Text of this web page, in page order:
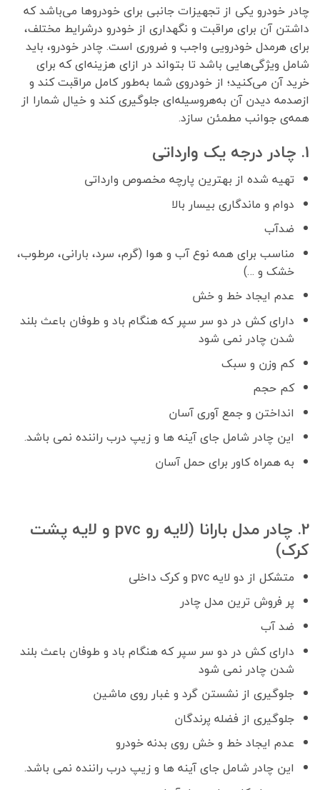
چادر خودرو یکی از تجهیزات جانبی برای خودروها می‌باشد که
داشتن آن برای مراقبت و نگهداری از خودرو درشرایط مختلف،
برای هرمدل خودرویی واجب و ضروری است. چادر خودرو، باید
شامل ویژگی‌هایی باشد تا بتواند در ازای هزینه‌ای که برای
خرید آن می‌کنید؛ از خودروی شما به‌طور کامل مراقبت کند و
ازصدمه دیدن آن به‌هروسیله‌ای جلوگیری کند و خیال شمارا از
همه‌ی جوانب مطمئن سازد.
1. چادر درجه یک وارداتی
تهیه شده از بهترین پارچه مخصوص وارداتی
دوام و ماندگاری بیسار بالا
ضدآب
مناسب برای همه نوع آب و هوا (گرم، سرد، بارانی، مرطوب،
خشک و …)
عدم ایجاد خط و خش
دارای کش در دو سر سپر که هنگام باد و طوفان باعث بلند
شدن چادر نمی شود
کم وزن و سبک
کم حجم
انداختن و جمع آوری آسان
این چادر شامل جای آینه ها و زیپ درب راننده نمی باشد.
به همراه کاور برای حمل آسان
2. چادر مدل بارانا (لایه رو pvc و لایه پشت
کرک)
متشکل از دو لایه pvc و کرک داخلی
پر فروش ترین مدل چادر
ضد آب
دارای کش در دو سر سپر که هنگام باد و طوفان باعث بلند
شدن چادر نمی شود
جلوگیری از نشستن گرد و غبار روی ماشین
جلوگیری از فضله پرندگان
عدم ایجاد خط و خش روی بدنه خودرو
این چادر شامل جای آینه ها و زیپ درب راننده نمی باشد.